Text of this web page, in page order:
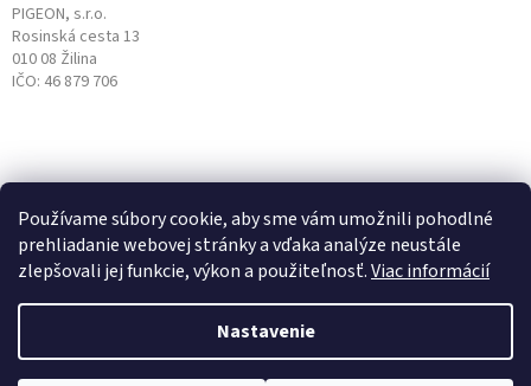
Používame súbory cookie, aby sme vám umožnili pohodlné
prehliadanie webovej stránky a vďaka analýze neustále
zlepšovali jej funkcie, výkon a použiteľnosť.Viac informácií
Nastavenie
PIGEON, s.r.o.
Rosinská cesta 13
010 08 Žilina
IČO: 46 879 706